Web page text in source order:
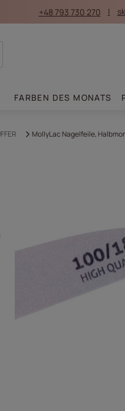
+48 793 730 270
FARBEN DES MONATS
MollyLac Nagelfeile,